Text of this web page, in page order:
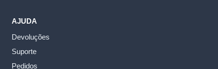
AJUDA
Devoluções
Suporte
Pedidos